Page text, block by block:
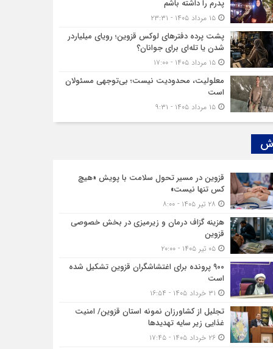
پدرم را داشته باشم
۱۵ مرداد ۱۴۰۵ - ۲۳:۳۱
پشت پرده دفترهای لوکس قزوین؛ رویای میلیاردر
شدن یا تله‌ای برای جوانان؟
۱۵ مرداد ۱۴۰۵ - ۱۷:۰۰
معلولیت، محدودیت نیست؛ بی‌توجهی مسئولان
است
۱۵ مرداد ۱۴۰۵ - ۹:۳۱
قزوین در مسیر تحول سلامت با پویش «هیچ‌
کس تنها نیست»
هزینه‌ گزاف درمان و زیرمیزی در بخش خصوصی
قزوین
۰۵ تیر ۱۴۰۵ - ۲۰:۰۰
۹۰۰ پرونده برای اغتشاشگران قزوین تشکیل شده
است
تجلیل از کشاورزان نمونه استان قزوین/ امنیت
غذایی زیر سایه تهدیدها
۲۶ خرداد ۱۴۰۵ - ۱۷:۴۵